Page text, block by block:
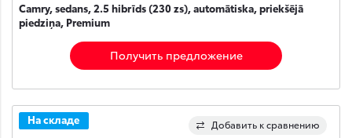
Camry, sedans, 2.5 hibrīds (230 zs), automātiska, priekšējā
piedziņa, Premium
Получить предложение
Добавить к сравнению
На складе